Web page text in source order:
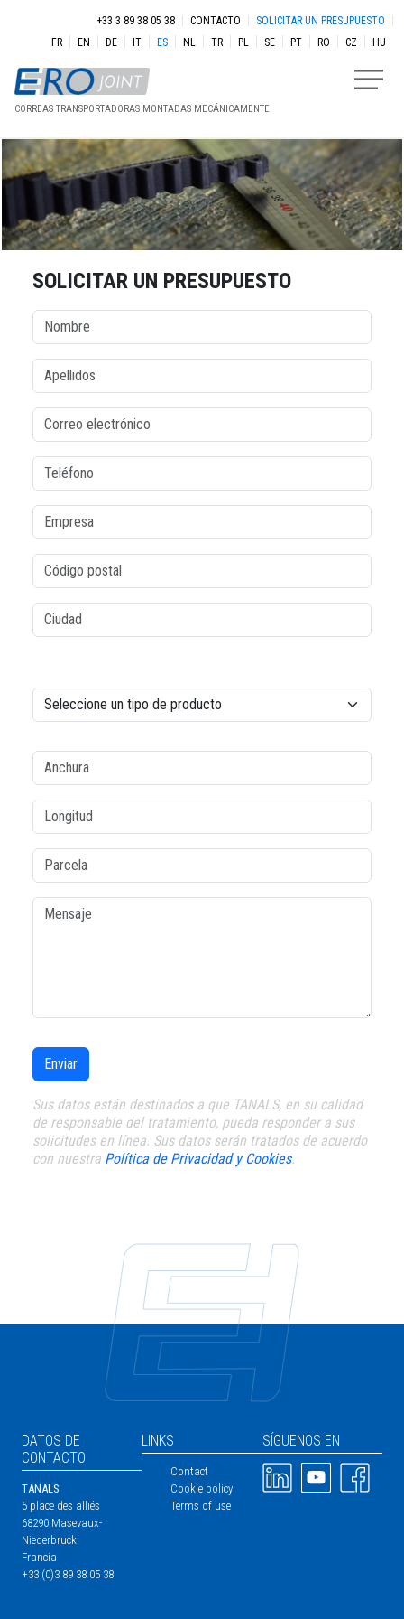
Menu secondaire
+33 3 89 38 05 38 CONTACTO
SOLICITAR UN PRESUPUESTO
FR
EN DE IT ES NL TR PL SE PT RO CZ HU
CORREAS TRANSPORTADORAS MONTADAS MECÁNICAMENTE
SOLICITAR UN PRESUPUESTO
colonne1
Nombre
Apellidos
Correo electrónico
Teléfono
Empresa
Código postal
Ciudad
Tipo de producto
Tipo de producto
Anchura
Longitud
Parcela
Mensaje
Enviar
Sus datos están destinados a que TANALS, en su calidad
de responsable del tratamiento, pueda responder a sus
solicitudes en línea. Sus datos serán tratados de acuerdo
con nuestra Política de Privacidad y Cookies.
DATOS DE
CONTACTO
TANALS
5 place des alliés
68290 Masevaux-
Niederbruck
Francia
+33 (0)3 89 38 05 38
LINKS
Contact
Cookie policy
Terms of use
SÍGUENOS EN
Imagen Imagen Imagen